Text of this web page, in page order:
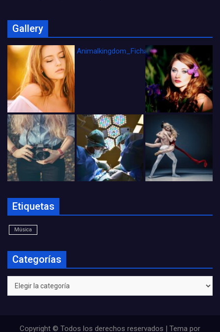
Gallery
Animalkingdom_FichaCine
Etiquetas
Música
Categorías
Categorías
Copyright © Todos los derechos reservados | Tema por